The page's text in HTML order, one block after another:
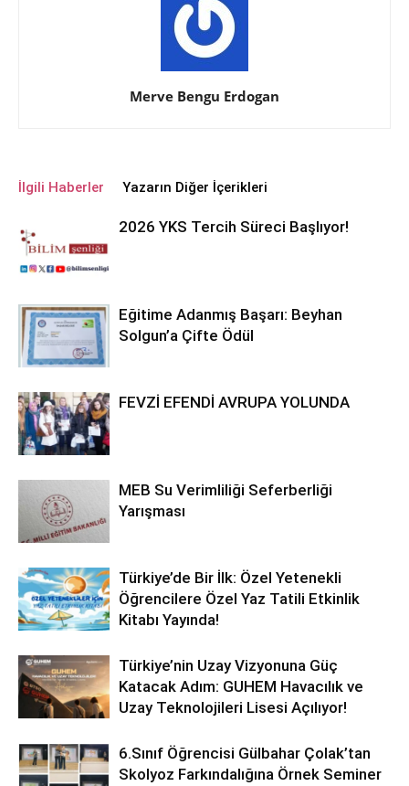
Merve Bengu Erdogan
İlgili Haberler Yazarın Diğer İçerikleri
2026 YKS Tercih Süreci Başlıyor!
Eğitime Adanmış Başarı: Beyhan
Solgun’a Çifte Ödül
FEVZİ EFENDİ AVRUPA YOLUNDA
MEB Su Verimliliği Seferberliği
Yarışması
Türkiye’de Bir İlk: Özel Yetenekli
Öğrencilere Özel Yaz Tatili Etkinlik
Kitabı Yayında!
Türkiye’nin Uzay Vizyonuna Güç
Katacak Adım: GUHEM Havacılık ve
Uzay Teknolojileri Lisesi Açılıyor!
6.Sınıf Öğrencisi Gülbahar Çolak’tan
Skolyoz Farkındalığına Örnek Seminer